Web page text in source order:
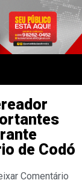
de Codó
Comentário